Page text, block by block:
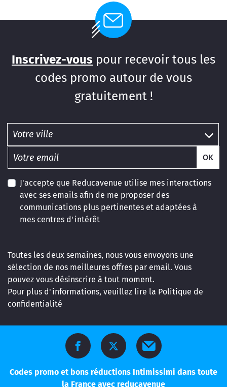
Inscrivez-vous pour recevoir tous les
codes promo autour de vous
gratuitement !
OK
J'accepte que Reducavenue utilise mes interactions
avec ses emails afin de me proposer des
communications plus pertinentes et adaptées à
mes centres d'intérêt
Toutes les deux semaines, nous vous envoyons une
sélection de nos meilleures offres par email. Vous
pouvez vous désinscrire à tout moment.
Pour plus d'informations, veuillez lire la Politique de
confidentialité
Codes promo et bons réductions Intimissimi dans toute
la France avec reducavenue